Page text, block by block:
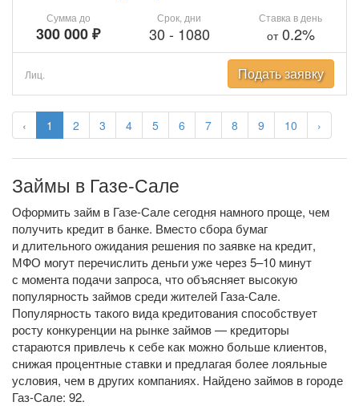
‹ 1 2 3 4 5 6 7 8 9 10 ›
Сумма до
300 000 ₽
Срок, дни
30 - 1080
Ставка в день
от0.2%
Лиц. Подать заявку
Займы в Газе-Сале
Оформить займ в Газе-Сале сегодня намного проще, чем
получить кредит в банке. Вместо сбора бумаг
и длительного ожидания решения по заявке на кредит,
МФО могут перечислить деньги уже через 5–10 минут
с момента подачи запроса, что объясняет высокую
популярность займов среди жителей Газа-Сале.
Популярность такого вида кредитования способствует
росту конкуренции на рынке займов — кредиторы
стараются привлечь к себе как можно больше клиентов,
снижая процентные ставки и предлагая более лояльные
условия, чем в других компаниях. Найдено займов в городе
Газ-Сале: 92.